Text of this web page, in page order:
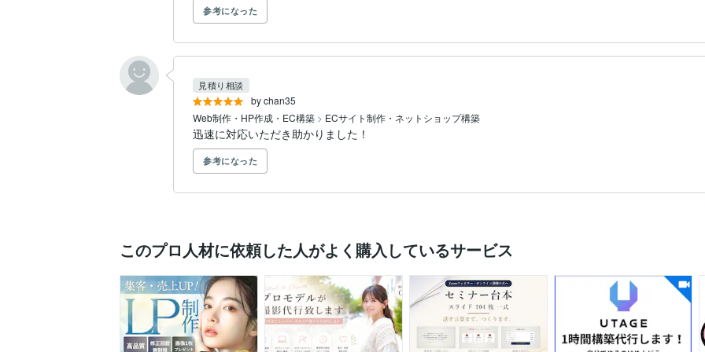
参考になった
by chan35
見積り相談
Web制作・HP作成・EC構築 > ECサイト制作・ネットショップ構築
迅速に対応いただき助かりました！
参考になった
このプロ人材に依頼した人がよく購入しているサービス